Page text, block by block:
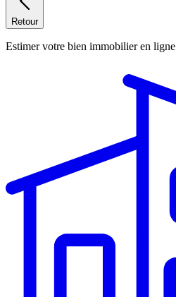
Retour
Estimer votre bien immobilier en ligne